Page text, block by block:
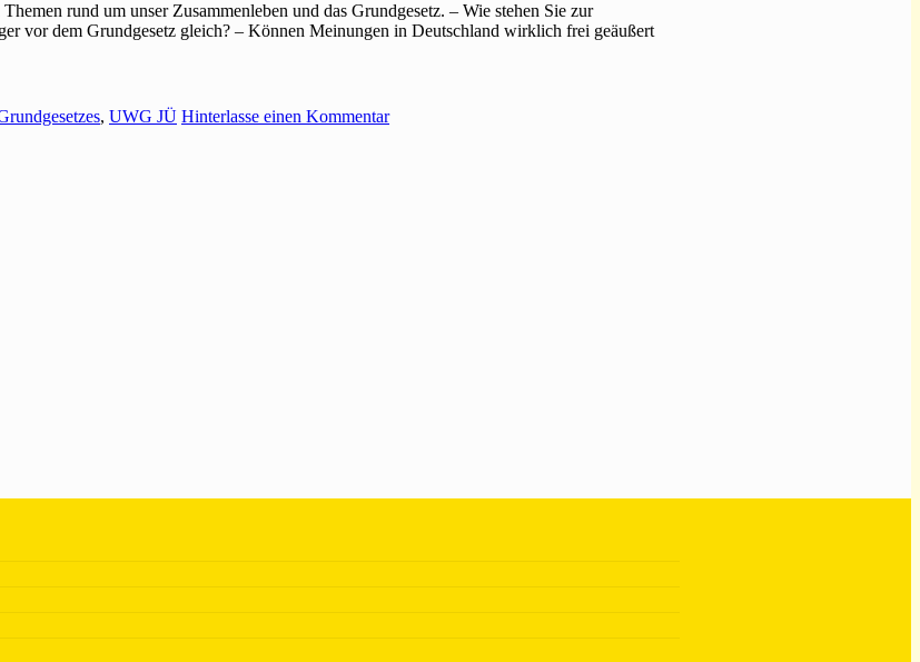
rund um unser Zusammenleben und das Grundgesetz. – Wie stehen Sie zur
vor dem Grundgesetz gleich? – Können Meinungen in Deutschland wirklich frei geäußert
, UWG JÜ Hinterlasse einen Kommentar